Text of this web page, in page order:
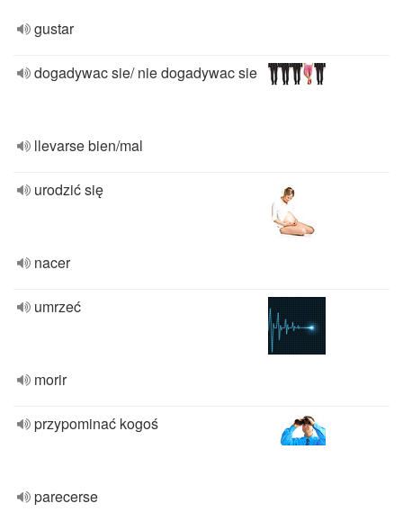
gustar
dogadywac sie/ nie dogadywac sie
llevarse bien/mal
urodzić się
nacer
umrzeć
morir
przypominać kogoś
parecerse